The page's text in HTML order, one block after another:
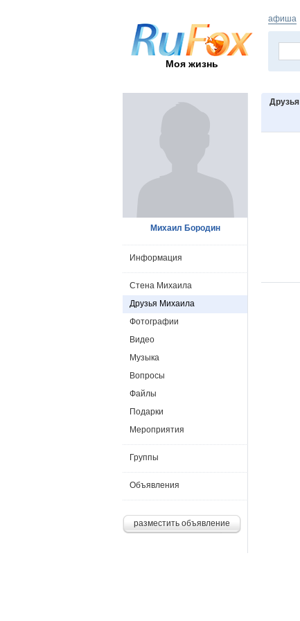
Моя жизнь
афиша
Друзья
Михаил Бородин
Информация
Стена Михаила
Друзья Михаила
Фотографии
Видео
Музыка
Вопросы
Файлы
Подарки
Мероприятия
Группы
Объявления
разместить объявление